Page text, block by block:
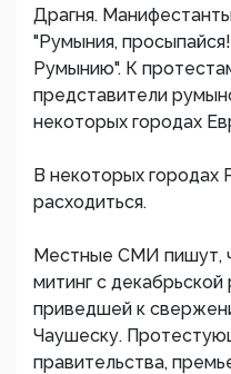
Драгня.
"Румыния,
Румынию". К
представители
некоторых городах
В некоторых городах
расходиться.
Местные СМИ пишут,
митинг с
приведшей к
Чаушеску.
правительства,